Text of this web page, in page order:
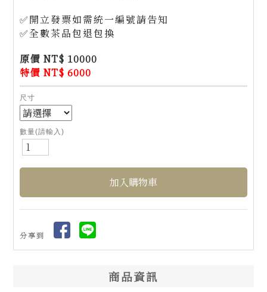
✅開立發票如需統一編號請告知
✅全數茶品包退包換
原價 NT$ 10000
特價 NT$ 6000
尺寸
數量(請輸入)
分享到
商品資訊